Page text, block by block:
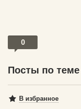
0
Посты по теме
В избранное